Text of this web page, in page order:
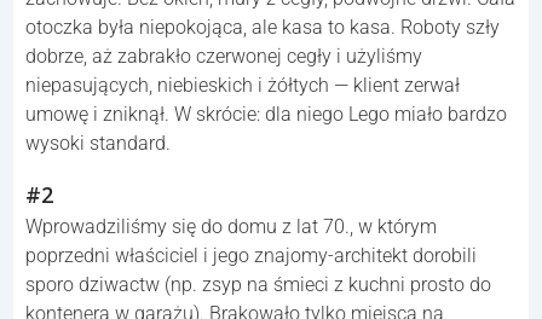
otoczka była niepokojąca, ale kasa to kasa. Roboty szły
dobrze, aż zabrakło czerwonej cegły i użyliśmy
niepasujących, niebieskich i żółtych — klient zerwał
umowę i zniknął. W skrócie: dla niego Lego miało bardzo
wysoki standard.
#2
Wprowadziliśmy się do domu z lat 70., w którym
poprzedni właściciel i jego znajomy-architekt dorobili
sporo dziwactw (np. zsyp na śmieci z kuchni prosto do
kontenera w garażu). Brakowało tylko miejsca na